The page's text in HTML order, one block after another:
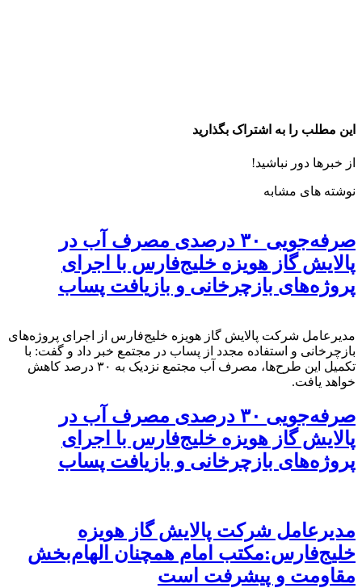
این مطلب را به اشتراک بگذارید
از خبرها دور نباشید!
نوشته های مشابه
صرفه‌جویی ۳۰ درصدی مصرف آب در
پالایش گاز هویزه خلیج‌فارس با اجرای
پروژه‌های بازچرخانی و بازیافت پساب
مدیرعامل شرکت پالایش گاز هویزه خلیج‌فارس از اجرای پروژه‌های
بازچرخانی و استفاده مجدد از پساب در مجتمع خبر داد و گفت: با
تکمیل این طرح‌ها، مصرف آب مجتمع نزدیک به ۳۰ درصد کاهش
خواهد یافت.
صرفه‌جویی ۳۰ درصدی مصرف آب در
پالایش گاز هویزه خلیج‌فارس با اجرای
پروژه‌های بازچرخانی و بازیافت پساب
مدیرعامل شرکت پالایش گاز هویزه
خلیج‌فارس:مکتب امام همچنان الهام‌بخش
مقاومت و پیشرفت است